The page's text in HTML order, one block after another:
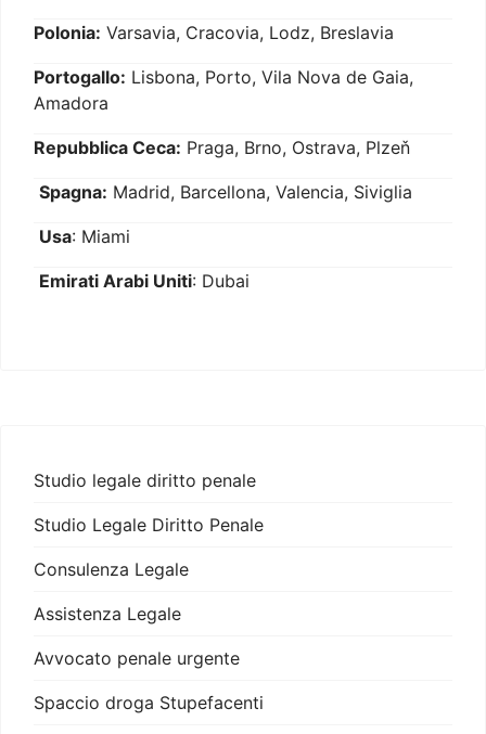
Polonia: Varsavia, Cracovia, Lodz, Breslavia
Portogallo: Lisbona, Porto, Vila Nova de Gaia,
Amadora
Repubblica Ceca: Praga, Brno, Ostrava, Plzeň
Spagna: Madrid, Barcellona, Valencia, Siviglia
Usa: Miami
Emirati Arabi Uniti: Dubai
Studio legale diritto penale
Studio Legale Diritto Penale
Consulenza Legale
Assistenza Legale
Avvocato penale urgente
Spaccio droga Stupefacenti